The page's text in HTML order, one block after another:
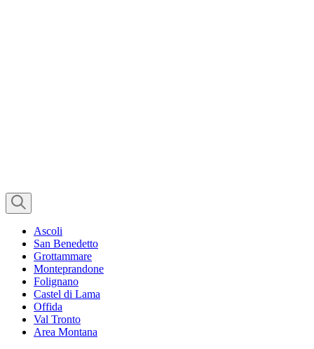
Ascoli
San Benedetto
Grottammare
Monteprandone
Folignano
Castel di Lama
Offida
Val Tronto
Area Montana